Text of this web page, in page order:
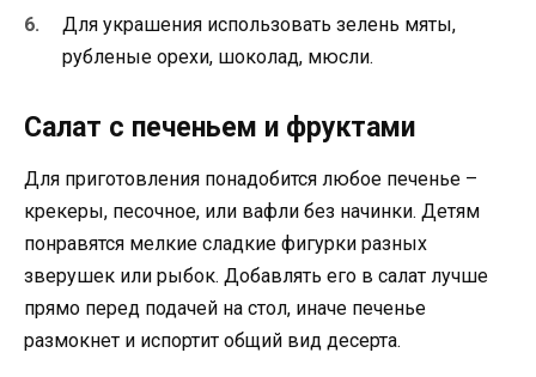
Для украшения использовать зелень мяты,
рубленые орехи, шоколад, мюсли.
Салат с печеньем и фруктами
Для приготовления понадобится любое печенье –
крекеры, песочное, или вафли без начинки. Детям
понравятся мелкие сладкие фигурки разных
зверушек или рыбок. Добавлять его в салат лучше
прямо перед подачей на стол, иначе печенье
размокнет и испортит общий вид десерта.